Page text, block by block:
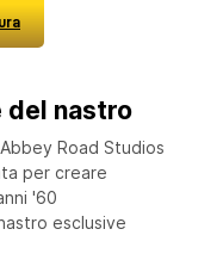
del nastro
Road Studios
per creare
'60
esclusive